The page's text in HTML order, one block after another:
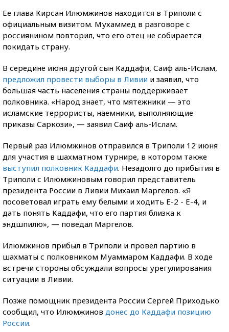
Ее глава Кирсан Илюмжинов находится в Триполи с
официальным визитом. Мухаммед в разговоре с
россиянином повторил, что его отец не собирается
покидать страну.
В середине июня другой сын Каддафи, Саиф аль-Ислам,
предложил провести выборы в Ливии и заявил, что
большая часть населения страны поддерживает
полковника. «Народ знает, что мятежники — это
исламские террористы, наемники, выполняющие
приказы Саркози», — заявил Саиф аль-Ислам.
Первый раз Илюмжинов отправился в Триполи 12 июня
для участия в шахматном турнире, в котором также
выступил полковник Каддафи. Незадолго до прибытия в
Триполи с Илюмжиновым говорил представитель
президента России в Ливии Михаил Маргелов. «Я
посоветовал играть ему белыми и ходить E-2 - Е-4, и
дать понять Каддафи, что его партия близка к
эндшпилю», — поведал Маргелов.
Илюмжинов прибыл в Триполи и провел партию в
шахматы с полковником Муаммаром Каддафи. В ходе
встречи стороны обсуждали вопросы урегулирования
ситуации в Ливии.
Позже помощник президента России Сергей Приходько
сообщил, что Илюмжинов донес до Каддафи позицию
России.